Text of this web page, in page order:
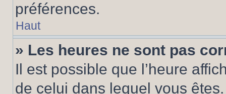
préférences.
Haut
» Les heures ne sont pas
Il est possible que l’heure
de celui dans lequel vous